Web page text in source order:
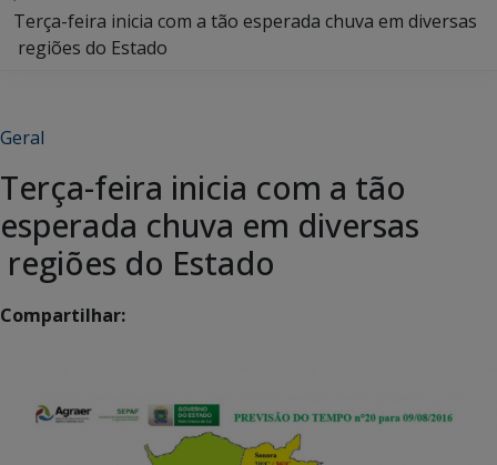
Terça-feira inicia com a tão esperada chuva em diversas
regiões do Estado
Geral
Terça-feira inicia com a tão
esperada chuva em diversas
regiões do Estado
Compartilhar: